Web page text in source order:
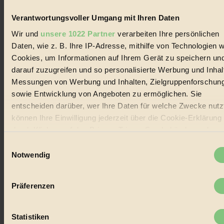
Verantwortungsvoller Umgang mit Ihren Daten
Wir und unsere 1022 Partner verarbeiten Ihre persönlichen
Daten, wie z. B. Ihre IP-Adresse, mithilfe von Technologien
Cookies, um Informationen auf Ihrem Gerät zu speichern
darauf zuzugreifen und so personalisierte Werbung und
Messungen von Werbung und Inhalten,
sowie Entwicklung von Angeboten zu ermöglichen. Sie
entscheiden darüber, wer Ihre Daten für welche Zwecke
können Ihre Einwilligung jederzeit über die Cookie-Erklärung
durch Klicken auf das Privacy Trigger Symbol ändern oder
Informationen über Ihre geografische Lage erfassen,
welche bis auf einige Meter genau sein können
Merkmalen (Fingerprinting) identifizieren
Notwendig
Präferenzen
Statistiken
Lebenswandel. Es ist eine moderne Plattform für Ideen, Menschen
und Produkte, ein Leitfaden im schnell wachsenden Markt des
Handels mit Bioprodukten, des Fair-Trade sowie der Branche
Social Media
22.601 Fans auf Facebook
3.415 Follower auf Twitter
Folge uns auf Instagram
Themen
Bio